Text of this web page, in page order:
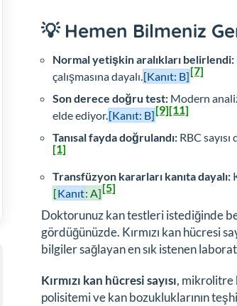
💡 Hemen Bilmeniz
Normal yetişkin aralıkları belirlendi:
çalışmasına dayalı.[Kanıt: B][7]
Son derece doğru test: Modern
elde ediyor.[Kanıt: B][9][11]
Tanısal fayda doğrulandı: RBC
[1]
Transfüzyon kararları kanıta dayalı:
[Kanıt: A][5]
Doktorunuz kan testleri istediğinde
gördüğünüzde. Kırmızı kan hücresi
bilgiler sağlayan en sık istenen
Kırmızı kan hücresi sayısı, mikrolitre
polisitemi ve kan bozukluklarının